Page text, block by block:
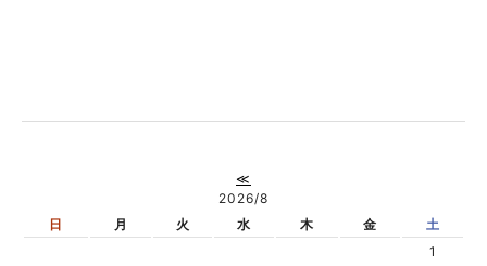
≪
2026/8
日
月 火 水 木 金
土
1